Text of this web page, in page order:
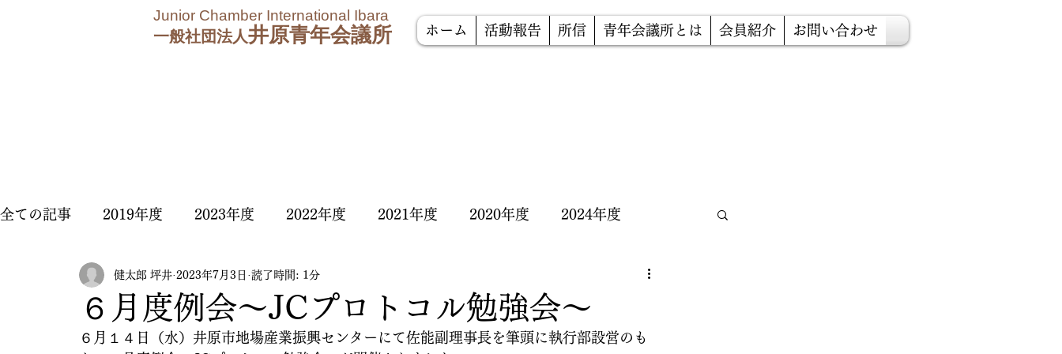
Junior Chamber International Ibara
一般社団法人井原青年会議所 ホーム 活動報告 所信 青年会議所とは 会員紹介 お問い合わせ
全ての記事 2019年度 2023年度 2022年度 2021年度 2020年度 2024年度
2025年度 2026年度
６月度例会〜JCプロトコル勉強会〜
健太郎 坪井 2023年7月3日 読了時間: 1分
６月１４日（水）井原市地場産業振興センターにて佐能副理事長を筆頭に執行部設営のも